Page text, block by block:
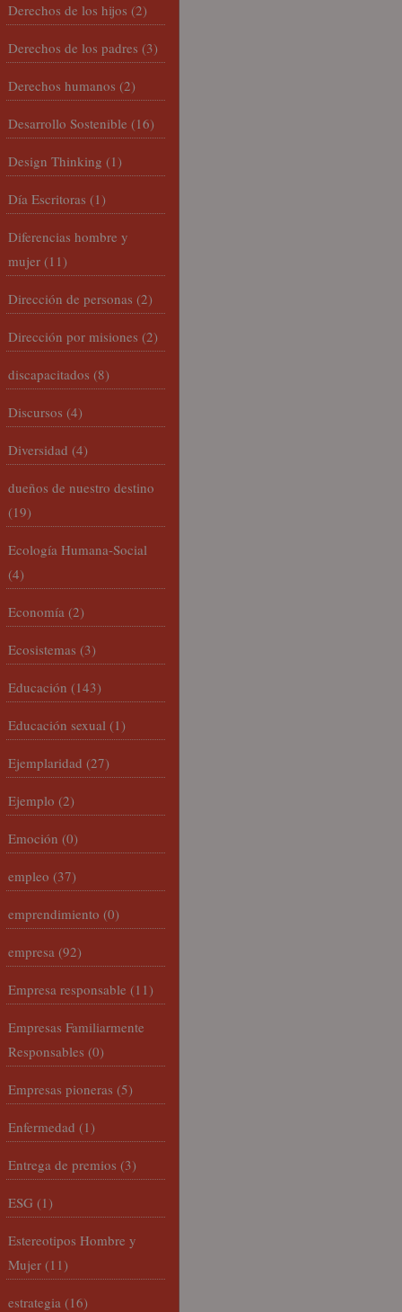
Derechos de los hijos (2)
Derechos de los padres (3)
Derechos humanos (2)
Desarrollo Sostenible (16)
Design Thinking (1)
Día Escritoras (1)
Diferencias hombre y
mujer (11)
Dirección de personas (2)
Dirección por misiones (2)
discapacitados (8)
Discursos (4)
Diversidad (4)
dueños de nuestro destino
(19)
Ecología Humana-Social
(4)
Economía (2)
Ecosistemas (3)
Educación (143)
Educación sexual (1)
Ejemplaridad (27)
Ejemplo (2)
Emoción (0)
empleo (37)
emprendimiento (0)
empresa (92)
Empresa responsable (11)
Empresas Familiarmente
Responsables (0)
Empresas pioneras (5)
Enfermedad (1)
Entrega de premios (3)
ESG (1)
Estereotipos Hombre y
Mujer (11)
estrategia (16)